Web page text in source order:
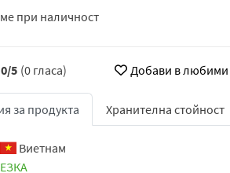
при наличност
0/5 (0 гласа) Добави в любими
за продукта Хранителна стойност
Виетнам